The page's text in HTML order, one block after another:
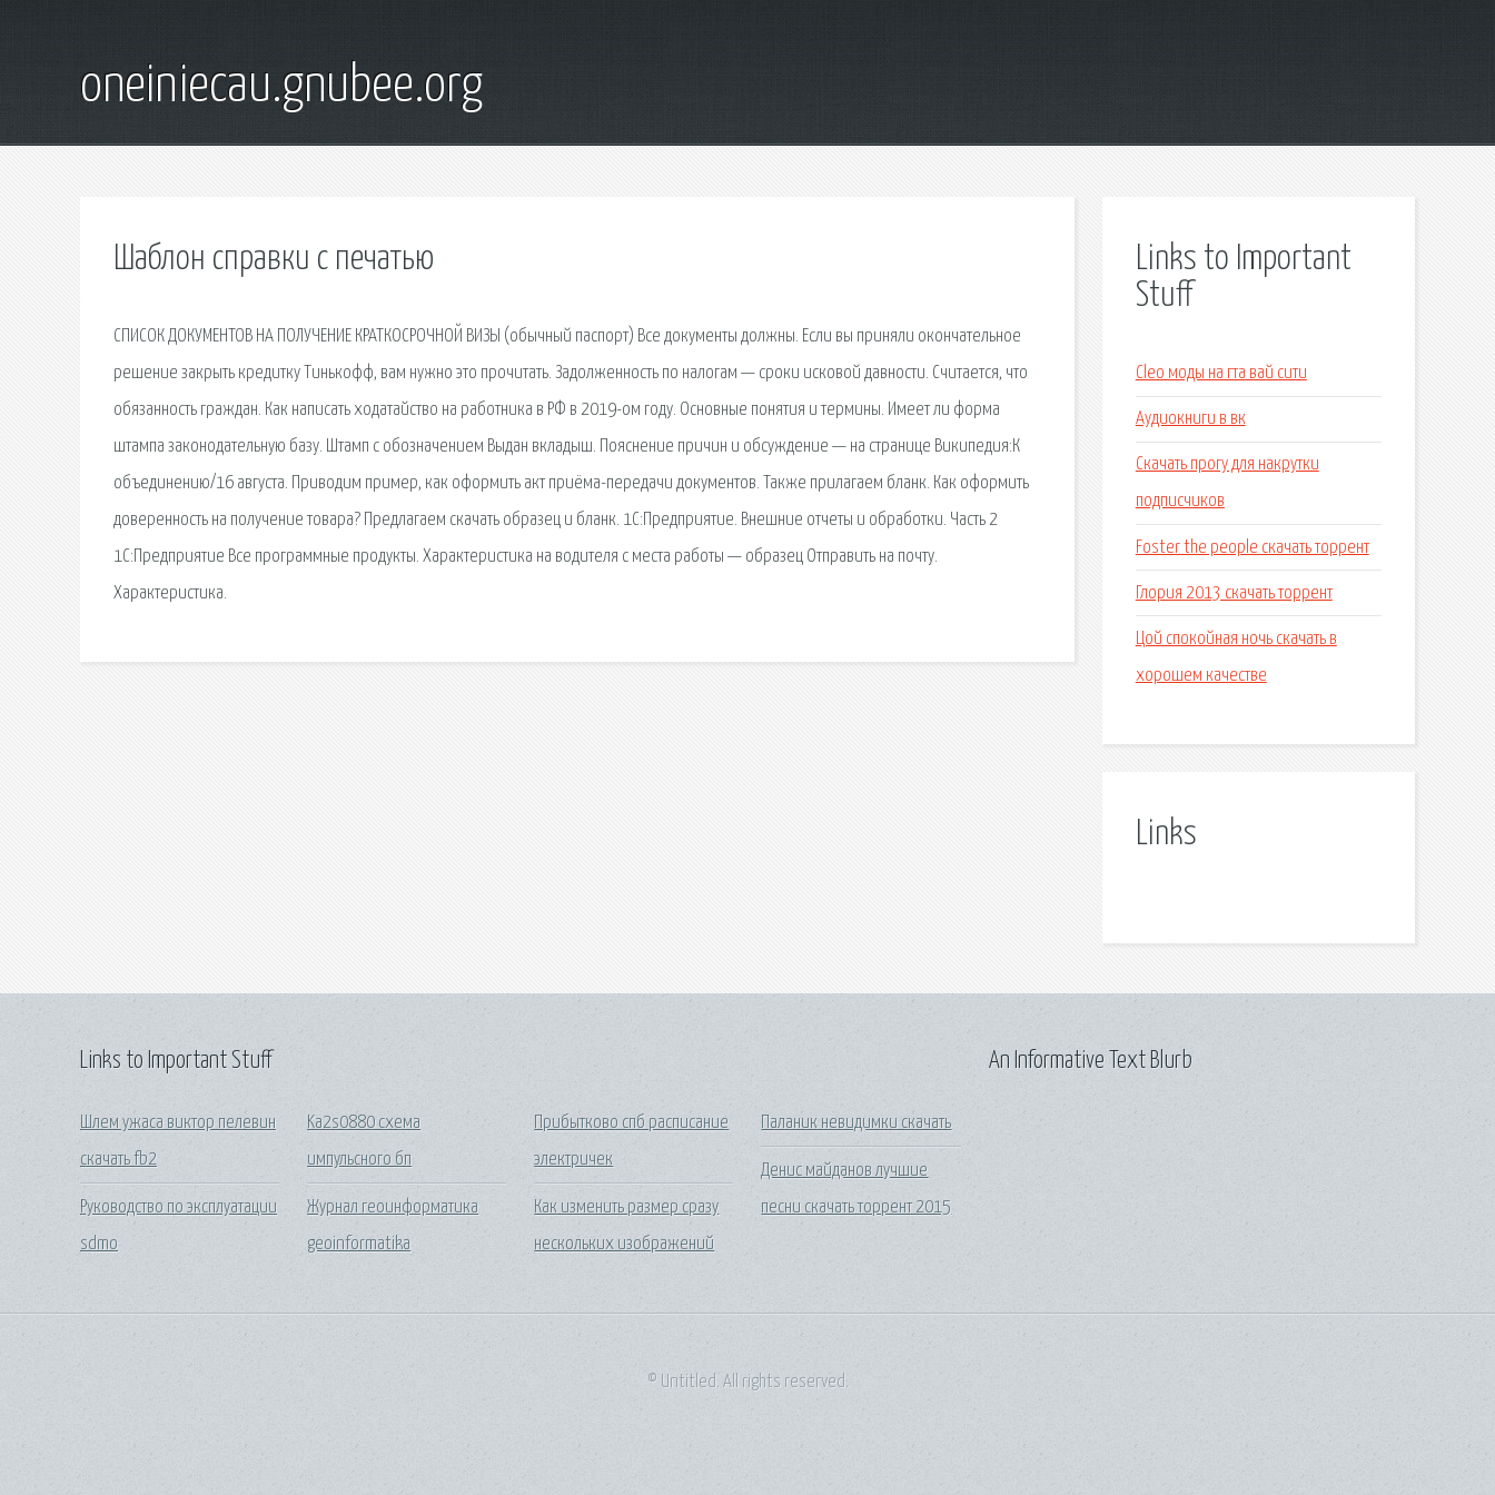
oneiniecau.gnubee.org
Шаблон справки с печатью
СПИСОК ДОКУМЕНТОВ НА ПОЛУЧЕНИЕ КРАТКОСРОЧНОЙ ВИЗЫ (обычный паспорт) Все документы должны. Если вы приняли окончательное
решение закрыть кредитку Тинькофф, вам нужно это прочитать. Задолженность по налогам — сроки исковой давности. Считается, что
обязанность граждан. Как написать ходатайство на работника в РФ в 2019-ом году. Основные понятия и термины. Имеет ли форма
штампа законодательную базу. Штамп с обозначением Выдан вкладыш. Пояснение причин и обсуждение — на странице Википедия:К
объединению/16 августа. Приводим пример, как оформить акт приёма-передачи документов. Также прилагаем бланк. Как оформить
доверенность на получение товара? Предлагаем скачать образец и бланк. 1С:Предприятие. Внешние отчеты и обработки. Часть 2
1С:Предприятие Все программные продукты. Характеристика на водителя с места работы — образец Отправить на почту.
Характеристика.
Links to Important
Stuff
Cleo моды на гта вай сити
Аудиокниги в вк
Скачать прогу для накрутки
подписчиков
Foster the people скачать торрент
Глория 2013 скачать торрент
Цой спокойная ночь скачать в
хорошем качестве
Links
Links to Important Stuff
Шлем ужаса виктор пелевин
скачать fb2
Руководство по эксплуатации
sdmo
Ka2s0880 схема
импульсного бп
Журнал геоинформатика
geoinformatika
Прибытково спб расписание
электричек
Как изменить размер сразу
нескольких изображений
Паланик невидимки скачать
Денис майданов лучшие
песни скачать торрент 2015
An Informative Text Blurb
© Untitled. All rights reserved.